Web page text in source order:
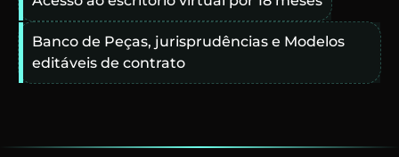
Banco de Peças, jurisprudências e Modelos
editáveis de contrato